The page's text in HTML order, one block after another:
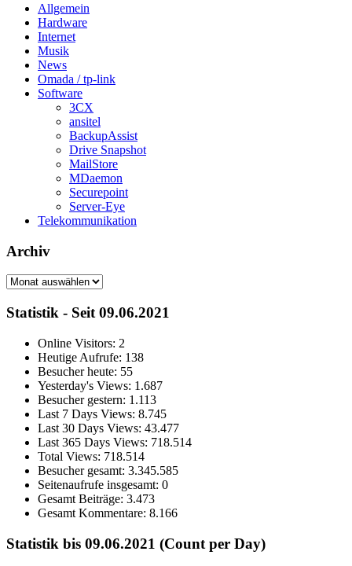
Allgemein
Hardware
Internet
Musik
News
Omada / tp-link
Software
3CX
ansitel
BackupAssist
Drive Snapshot
MailStore
MDaemon
Securepoint
Server-Eye
Telekommunikation
Archiv
Archiv
Statistik - Seit 09.06.2021
Online Visitors: 2
Heutige Aufrufe: 138
Besucher heute: 55
Yesterday's Views: 1.687
Besucher gestern: 1.113
Last 7 Days Views: 8.745
Last 30 Days Views: 43.477
Last 365 Days Views: 718.514
Total Views: 718.514
Besucher gesamt: 3.345.585
Seitenaufrufe insgesamt: 0
Gesamt Beiträge: 3.473
Gesamt Kommentare: 8.166
Statistik bis 09.06.2021 (Count per Day)